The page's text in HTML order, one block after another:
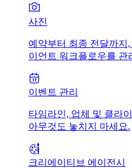
사진
예약부터 최종 전달까지
이언트 워크플로우를 관
이벤트 관리
타임라인, 업체 및 클라
아무것도 놓치지 마세요.
크리에이티브 에이전시